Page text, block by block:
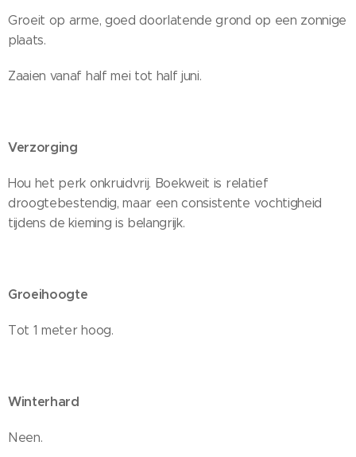
Groeit op arme, goed doorlatende grond op een zonnige
plaats.
Zaaien vanaf half mei tot half juni.
Verzorging
Hou het perk onkruidvrij. Boekweit is relatief
droogtebestendig, maar een consistente vochtigheid
tijdens de kieming is belangrijk.
Groeihoogte
Tot 1 meter hoog.
Winterhard
Neen.